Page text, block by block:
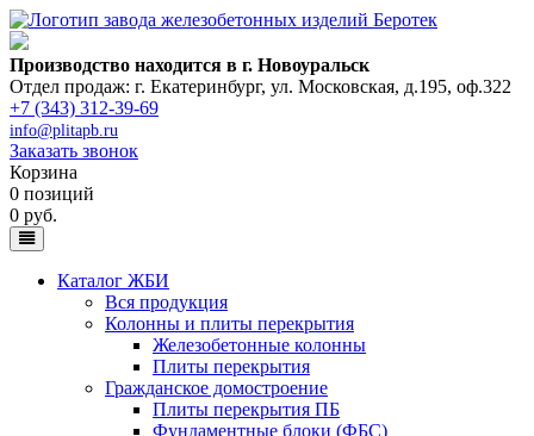
Производство находится в г. Новоуральск
Отдел продаж: г. Екатеринбург, ул. Московская, д.195, оф.322
+7 (343) 312-39-69
info@plitapb.ru
Заказать звонок
Корзина
0 позиций
0 руб.
Каталог ЖБИ
Вся продукция
Колонны и плиты перекрытия
Железобетонные колонны
Плиты перекрытия
Гражданское домостроение
Плиты перекрытия ПБ
Фундаментные блоки (ФБС)